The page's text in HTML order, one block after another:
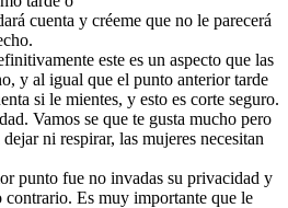
cuenta y créeme que no le parecerá
este es un aspecto que las
y al igual que el punto anterior tarde
si le mientes, y esto es corte seguro.
Vamos se que te gusta mucho pero
ni respirar, las mujeres necesitan
punto fue no invadas su privacidad y
contrario. Es muy importante que le